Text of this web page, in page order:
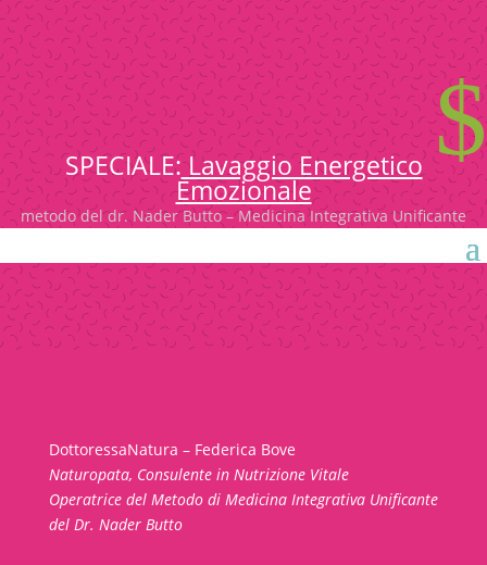
$
SPECIALE:Lavaggio Energetico
Emozionale
metodo del dr. Nader Butto – Medicina Integrativa Unificante
DottoressaNatura – Federica Bove
Naturopata, Consulente in Nutrizione Vitale
Operatrice del Metodo di Medicina Integrativa Unificante
del Dr. Nader Butto